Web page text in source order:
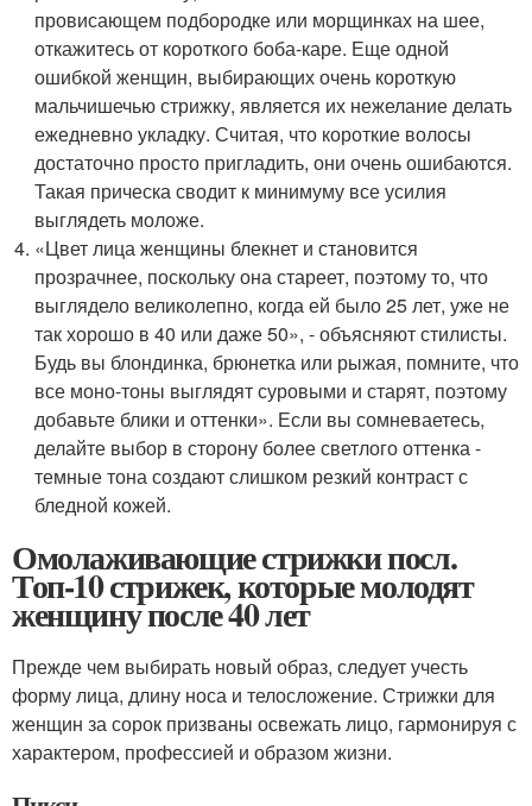
провисающем подбородке или морщинках на шее,
откажитесь от короткого боба-каре. Еще одной
ошибкой женщин, выбирающих очень короткую
мальчишечью стрижку, является их нежелание делать
ежедневно укладку. Считая, что короткие волосы
достаточно просто пригладить, они очень ошибаются.
Такая прическа сводит к минимуму все усилия
выглядеть моложе.
«Цвет лица женщины блекнет и становится
прозрачнее, поскольку она стареет, поэтому то, что
выглядело великолепно, когда ей было 25 лет, уже не
так хорошо в 40 или даже 50», - объясняют стилисты.
Будь вы блондинка, брюнетка или рыжая, помните, что
все моно-тоны выглядят суровыми и старят, поэтому
добавьте блики и оттенки». Если вы сомневаетесь,
делайте выбор в сторону более светлого оттенка -
темные тона создают слишком резкий контраст с
бледной кожей.
Омолаживающие стрижки посл.
Топ-10 стрижек, которые молодят
женщину после 40 лет
Прежде чем выбирать новый образ, следует учесть
форму лица, длину носа и телосложение. Стрижки для
женщин за сорок призваны освежать лицо, гармонируя с
характером, профессией и образом жизни.